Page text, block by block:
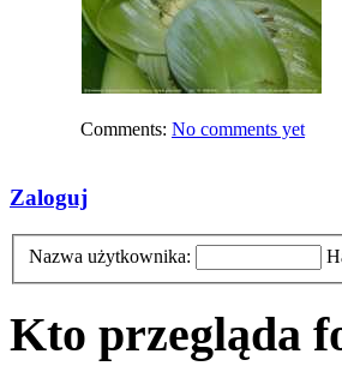
Comments: No comments yet
Zaloguj
Nazwa użytkownika:
Kto przegląda